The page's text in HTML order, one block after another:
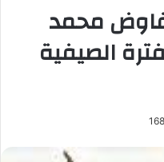
محمد
الصيفية
168